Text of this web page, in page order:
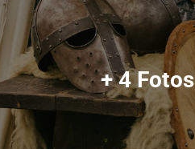
+ 4 Fotos